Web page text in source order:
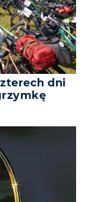
dni